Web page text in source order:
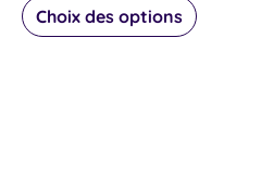
Choix des options